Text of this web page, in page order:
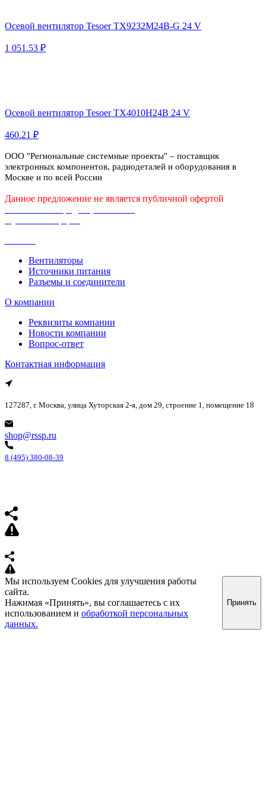
Осевой вентилятор Tesoer TX9232M24B-G 24 V
1 051.53 ₽
Осевой вентилятор Tesoer TX4010H24B 24 V
460.21 ₽
ООО "Региональные системные проекты" – поставщик
электронных компонентов, радиодеталей и оборудования в
Москве и по всей России
Данное предложение не является публичной офертой
Вентиляторы
Источники питания
Разъемы и соединители
О компании
Реквизиты компании
Новости компании
Вопрос-ответ
Контактная информация
127287, г. Москва, улица Хуторская 2-я, дом 29, строение 1, помещение 18
shop@rssp.ru
8 (495) 380-08-39
Мы используем Cookies для улучшения работы
сайта.
Нажимая «Принять», вы соглашаетесь с их
использованием и обработкой персональных
данных.
Принять